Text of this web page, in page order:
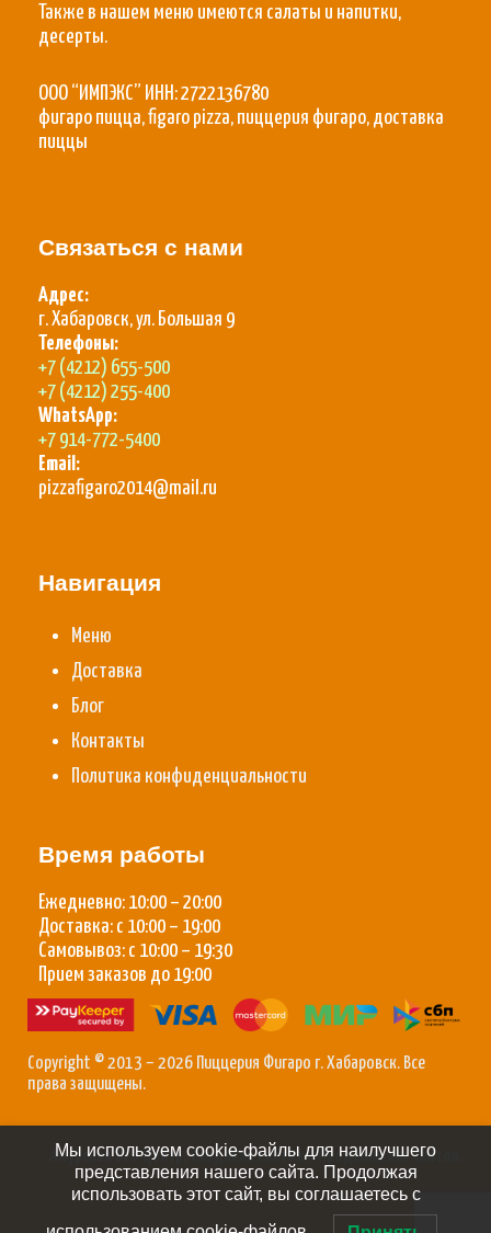
Также в нашем меню имеются салаты и напитки,
десерты.
ООО “ИМПЭКС” ИНН: 2722136780
фигаро пицца, figaro pizza, пиццерия фигаро, доставка
пиццы
Связаться с нами
Адрес:
г. Хабаровск, ул. Большая 9
Телефоны:
+7 (4212) 655-500
+7 (4212) 255-400
WhatsApp:
+7 914-772-5400
Email:
pizzafigaro2014@mail.ru
Навигация
Меню
Доставка
Блог
Контакты
Политика конфиденциальности
Время работы
Ежедневно: 10:00 – 20:00
Доставка: с 10:00 – 19:00
Самовывоз: с 10:00 – 19:30
Прием заказов до 19:00
Copyright © 2013 – 2026 Пиццерия Фигаро г. Хабаровск. Все
права защищены.
Амурский Веб Центр:Создание сайтов /Продвижение сайтов
Мы используем cookie-файлы для наилучшего
представления нашего сайта. Продолжая
использовать этот сайт, вы соглашаетесь с